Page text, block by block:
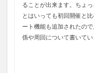
ることが出来ます。ちょ
とはいっても初回開催と
ート機能も追加されたの
係や周回について書いてい